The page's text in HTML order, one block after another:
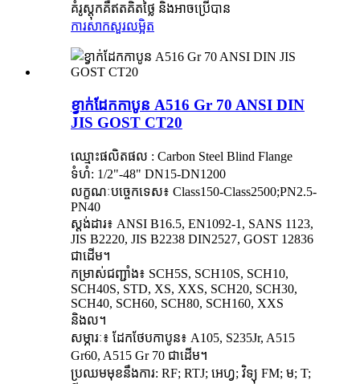
គំរូស្តុកគឺឥតគិតថ្លៃ និងអាចប្រើបាន
ការសាកសួរលម្អិត
ខ្វាក់ដែកកាបូន A516 Gr 70 ANSI DIN
JIS GOST CT20
ឈ្មោះផលិតផល : Carbon Steel Blind Flange
ទំហំ: 1/2"-48" DN15-DN1200
លក្ខណៈបច្ចេកទេស៖ Class150-Class2500;PN2.5-
PN40
ស្តង់ដារ៖ ANSI B16.5, EN1092-1, SANS 1123,
JIS B2220, JIS B2238 DIN2527, GOST 12836
ជាដើម។
កម្រាស់ជញ្ជាំង៖ SCH5S, SCH10S, SCH10,
SCH40S, STD, XS, XXS, SCH20, SCH30,
SCH40, SCH60, SCH80, SCH160, XXS
និងល។
សម្ភារៈ៖ ដែកថែបកាបូន៖ A105, S235Jr, A515
Gr60, A515 Gr 70 ជាដើម។
ប្រឈមមុខនឹងការ: RF; RTJ; អេហ្វ; វិទ្យុ FM; ម; T;